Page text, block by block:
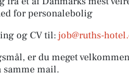
for personalebolig
og CV til: job@ruths-
er du meget
samme mail.